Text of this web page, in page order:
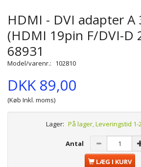
HDMI - DVI adapter A
(HDMI 19pin F/DVI-D
68931
Model/varenr.: 102810
DKK 89,00
(Køb Inkl. moms)
Lager: På lager, Leveringstid 1-
Antal
LÆG I KURV